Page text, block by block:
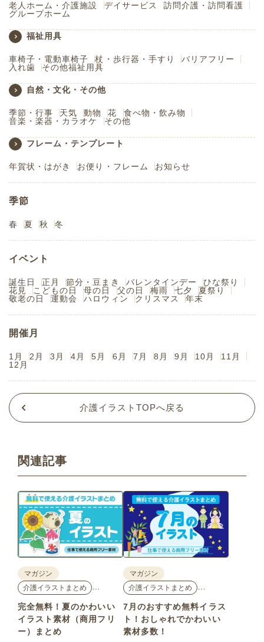
老人ホーム・介護施設 デイサービス
訪問介護・訪問看護
グループホーム
福祉用具
車椅子・電動車椅子 杖・歩行器・手すり
バリアフリー
入れ歯
その他福祉用具
自然・文化・その他
季節・行事 天気 動物 花
食べ物・飲み物
音楽・楽器・カラオケ
その他
フレーム・テンプレート
年賀状・はがき お便り・フレーム お知らせ
季節
春 夏 秋 冬
イベント
誕生日 正月 節分・豆まき バレンタインデー
ひな祭り
花見
こどもの日 母の日 父の日 梅雨 七夕
夏祭り
敬老の日
運動会 ハロウィン クリスマス 年末
開催月
1月 2月 3月 4月 5月 6月 7月 8月 9月 10月
11月
12月
介護イラストTOPへ戻る
関連記事
マガジン
介護イラストまとめ
完全無料！夏のかわいい
イラスト素材（商用フリ
ー）まとめ
マガジン
介護イラストまとめ
7月のおすすめ無料イラス
ト！おしゃれでかわいい
素材多数！